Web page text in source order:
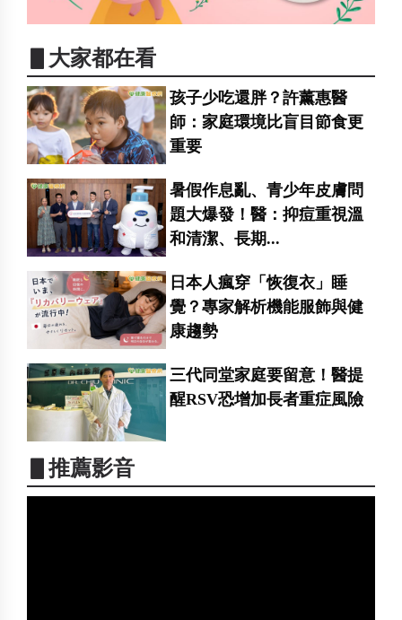
▋大家都在看
孩子少吃還胖？許薰惠醫
師：家庭環境比盲目節食更
重要
暑假作息亂、青少年皮膚問
題大爆發！醫：抑痘重視溫
和清潔、長期...
日本人瘋穿「恢復衣」睡
覺？專家解析機能服飾與健
康趨勢
三代同堂家庭要留意！醫提
醒RSV恐增加長者重症風險
▋推薦影音